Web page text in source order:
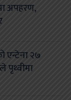
अपहरण,
एन्टेना २७
पृथ्वीमा